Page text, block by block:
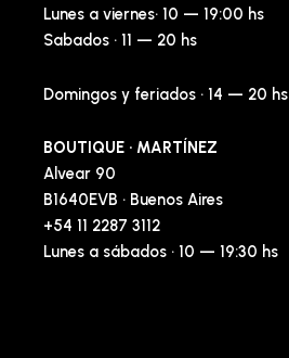
Lunes a viernes· 10 — 19:00 hs
Sabados · 11 — 20 hs
Domingos y feriados · 14 — 20 hs
BOUTIQUE · MARTÍNEZ
Alvear 90
B1640EVB · Buenos Aires
+54 11 2287 3112
Lunes a sábados · 10 — 19:30 hs